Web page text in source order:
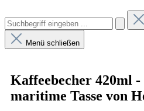
Menü schließen
Kaffeebecher 420ml
maritime Tasse von